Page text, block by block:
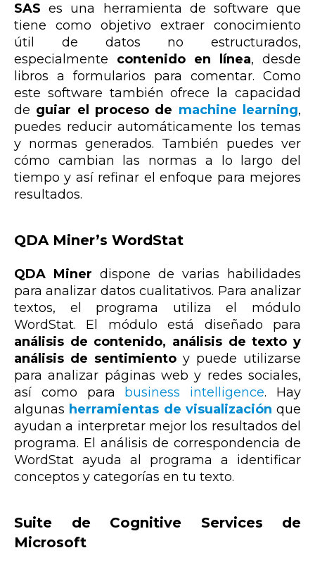
SAS es una herramienta de software que
tiene como objetivo extraer conocimiento
útil de datos no estructurados,
especialmente contenido en línea, desde
libros a formularios para comentar. Como
este software también ofrece la capacidad
de guiar el proceso de machine learning,
puedes reducir automáticamente los temas
y normas generados. También puedes ver
cómo cambian las normas a lo largo del
tiempo y así refinar el enfoque para mejores
resultados.
QDA Miner’s WordStat
QDA Miner dispone de varias habilidades
para analizar datos cualitativos. Para analizar
textos, el programa utiliza el módulo
WordStat. El módulo está diseñado para
análisis de contenido, análisis de texto y
análisis de sentimiento y puede utilizarse
para analizar páginas web y redes sociales,
así como para business intelligence. Hay
algunas herramientas de visualización que
ayudan a interpretar mejor los resultados del
programa. El análisis de correspondencia de
WordStat ayuda al programa a identificar
conceptos y categorías en tu texto.
Suite de Cognitive Services de
Microsoft